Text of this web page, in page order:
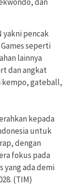
yakni pencak
seperti
lainnya
dan angkat
kempo, gateball,
kepada
untuk
dengan
fokus pada
yang ada demi
(TIM)